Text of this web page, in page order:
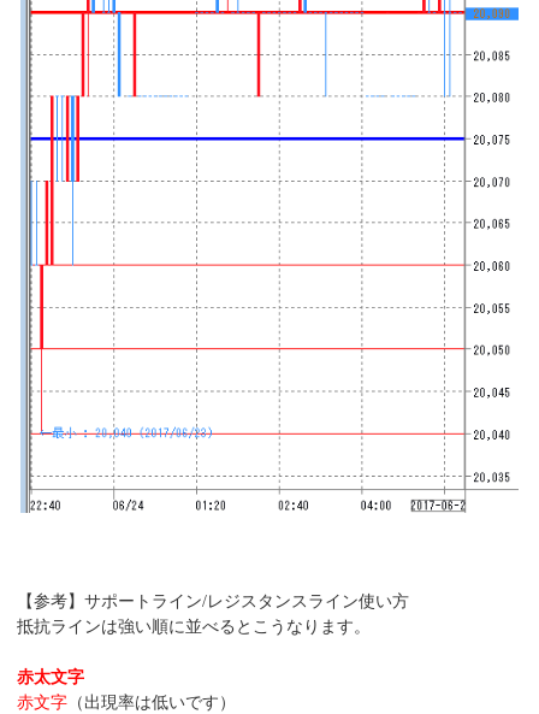
【参考】サポートライン/レジスタンスライン使い方
抵抗ラインは強い順に並べるとこうなります。
赤太文字
赤文字 （出現率は低いです）